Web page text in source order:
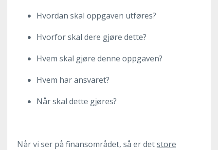
Hvordan skal oppgaven utføres?
Hvorfor skal dere gjøre dette?
Hvem skal gjøre denne oppgaven?
Hvem har ansvaret?
Når skal dette gjøres?
Når vi ser på finansområdet, så er detstore